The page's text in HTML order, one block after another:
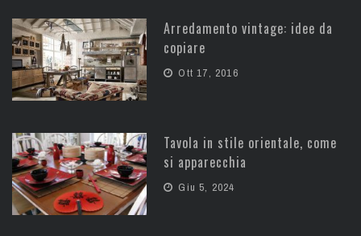
Arredamento vintage: idee da
copiare
Ott 17, 2016
Tavola in stile orientale, come
si apparecchia
Giu 5, 2024